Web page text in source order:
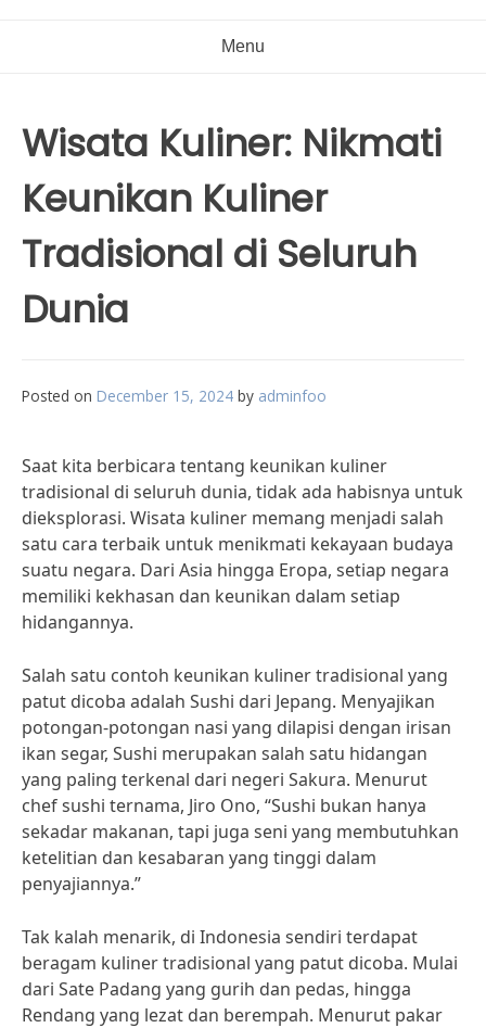
Menu
Wisata Kuliner: Nikmati
Keunikan Kuliner
Tradisional di Seluruh
Dunia
Posted on December 15, 2024 by adminfoo
Saat kita berbicara tentang keunikan kuliner
tradisional di seluruh dunia, tidak ada habisnya untuk
dieksplorasi. Wisata kuliner memang menjadi salah
satu cara terbaik untuk menikmati kekayaan budaya
suatu negara. Dari Asia hingga Eropa, setiap negara
memiliki kekhasan dan keunikan dalam setiap
hidangannya.
Salah satu contoh keunikan kuliner tradisional yang
patut dicoba adalah Sushi dari Jepang. Menyajikan
potongan-potongan nasi yang dilapisi dengan irisan
ikan segar, Sushi merupakan salah satu hidangan
yang paling terkenal dari negeri Sakura. Menurut
chef sushi ternama, Jiro Ono, “Sushi bukan hanya
sekadar makanan, tapi juga seni yang membutuhkan
ketelitian dan kesabaran yang tinggi dalam
penyajiannya.”
Tak kalah menarik, di Indonesia sendiri terdapat
beragam kuliner tradisional yang patut dicoba. Mulai
dari Sate Padang yang gurih dan pedas, hingga
Rendang yang lezat dan berempah. Menurut pakar